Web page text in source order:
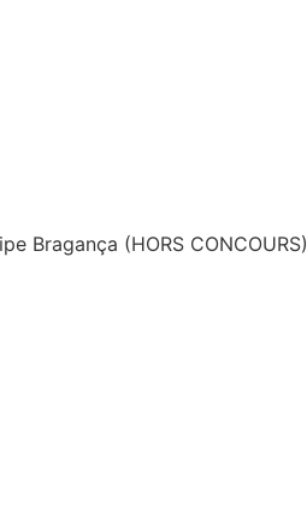
Bragança (HORS CONCOURS)